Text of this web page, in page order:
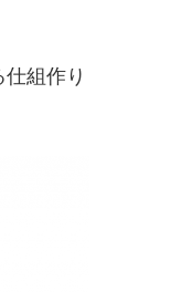
組作り